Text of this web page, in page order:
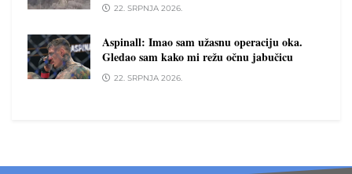
22. SRPNJA 2026.
Aspinall: Imao sam užasnu operaciju oka.
Gledao sam kako mi režu očnu jabučicu
22. SRPNJA 2026.